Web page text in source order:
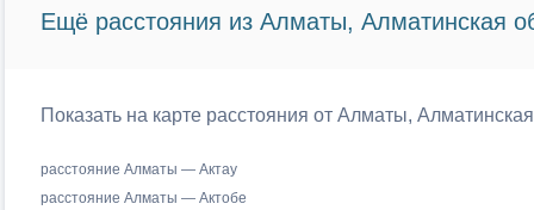
Ещё расстояния из Алматы, Алматинская
Показать на карте расстояния от Алматы,
расстояние Алматы — Актау
расстояние Алматы — Актобе